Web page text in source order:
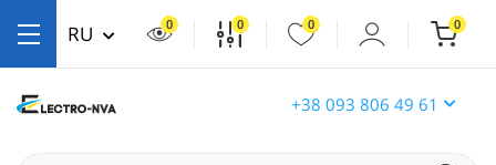
+38 093 806 49 61
RU 0 0 0 0